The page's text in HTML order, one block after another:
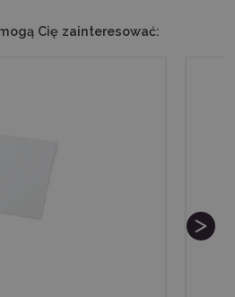
Cię zainteresować: